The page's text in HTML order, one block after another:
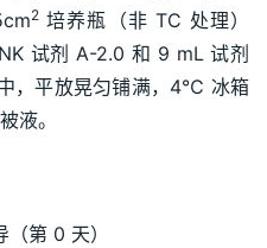
2 培养瓶（非 TC 处理）
试剂 A-2.0 和 9 mL 试剂
，平放晃匀铺满，4℃ 冰箱
液。
第 0 天）